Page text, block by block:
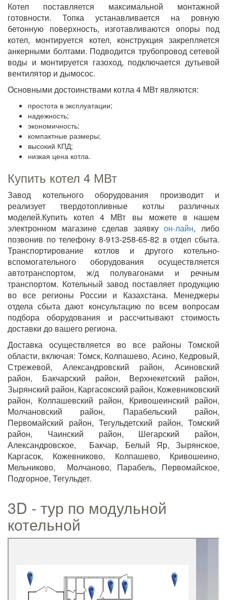
Котел поставляется максимальной монтажной
готовности. Топка устанавливается на ровную
бетонную поверхность, изготавливаются опоры под
котел, монтируется котел, конструкция закрепляется
анкерными болтами. Подводится трубопровод сетевой
воды и монтируется газоход, подключается дутьевой
вентилятор и дымосос.
Основными достоинствами котла 4 МВт являются:
простота в эксплуатации;
надежность;
экономичность;
компактные размеры;
высокий КПД;
низкая цена котла.
Купить котел 4 МВт
Завод котельного оборудования производит и
реализует твердотопливные котлы различных
моделей.Купить котел 4 МВт вы можете в нашем
электронном магазине сделав заявкуон-лайн, либо
позвонив по телефону 8-913-258-65-82 в отдел сбыта.
Транспортирование котлов и другого котельно-
вспомогательного оборудования осуществляется
автотранспортом, ж/д полувагонами и речным
транспортом. Котельный завод поставляет продукцию
во все регионы России и Казахстана. Менеджеры
отдела сбыта дают консультацию по всем вопросам
подбора оборудования и рассчитывают стоимость
доставки до вашего региона.
Доставка осуществляется во все районы Томской
области, включая: Томск, Колпашево, Асино, Кедровый,
Стрежевой, Александровский район, Асиновский
район, Бакчарский район, Верхнекетский район,
Зырянский район, Каргасокский район, Кожевниковский
район, Колпашевский район, Кривошеинский район,
Молчановский район, Парабельский район,
Первомайский район, Тегульдетский район, Томский
район, Чаинский район, Шегарский район,
Александровское, Бакчар, Белый Яр, Зырянское,
Каргасок, Кожевниково, Колпашево, Кривошеино,
Мельниково, Молчаново, Парабель, Первомайское,
Подгорное, Тегульдет.
3D - тур по модульной
котельной